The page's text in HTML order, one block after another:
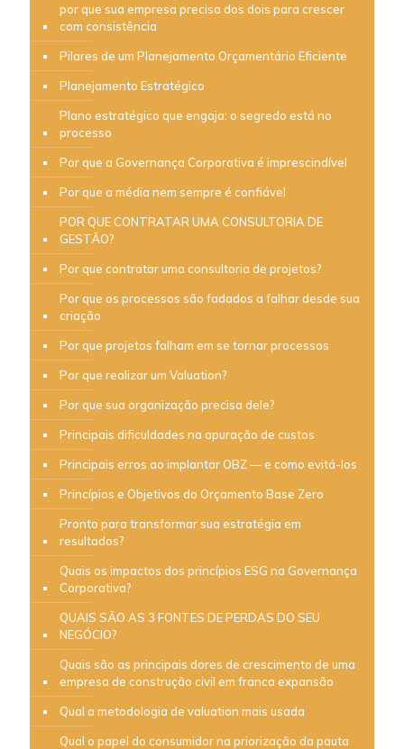
por que sua empresa precisa dos dois para crescer
com consistência
Pilares de um Planejamento Orçamentário Eficiente
Planejamento Estratégico
Plano estratégico que engaja: o segredo está no
processo
Por que a Governança Corporativa é imprescindível
Por que a média nem sempre é confiável
POR QUE CONTRATAR UMA CONSULTORIA DE
GESTÃO?
Por que contratar uma consultoria de projetos?
Por que os processos são fadados a falhar desde sua
criação
Por que projetos falham em se tornar processos
Por que realizar um Valuation?
Por que sua organização precisa dele?
Principais dificuldades na apuração de custos
Principais erros ao implantar OBZ — e como evitá-los
Princípios e Objetivos do Orçamento Base Zero
Pronto para transformar sua estratégia em
resultados?
Quais os impactos dos princípios ESG na Governança
Corporativa?
QUAIS SÃO AS 3 FONTES DE PERDAS DO SEU
NEGÓCIO?
Quais são as principais dores de crescimento de uma
empresa de construção civil em franca expansão
Qual a metodologia de valuation mais usada
Qual o papel do consumidor na priorização da pauta